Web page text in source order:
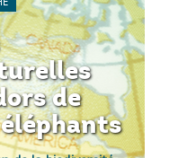
de